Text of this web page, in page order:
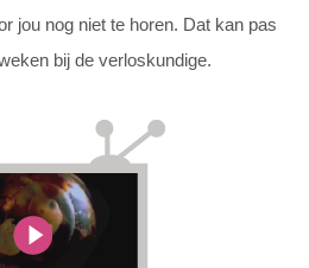
jou nog niet te horen. Dat kan pas
bij de verloskundige.